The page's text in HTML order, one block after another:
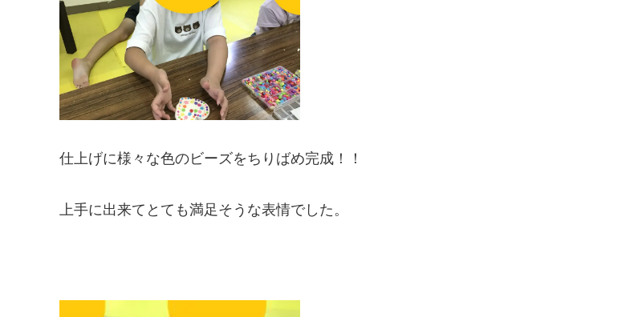
仕上げに様々な色のビーズをちりばめ完成！！
上手に出来てとても満足そうな表情でした。